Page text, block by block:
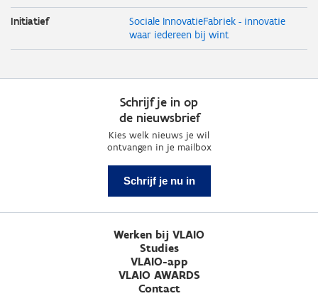
Initiatief
Sociale InnovatieFabriek - innovatie
waar iedereen bij wint
Schrijf je in op
de nieuwsbrief
Kies welk nieuws je wil
ontvangen in je mailbox
Schrijf je nu in
Werken bij VLAIO
Studies
VLAIO-app
VLAIO AWARDS
Contact